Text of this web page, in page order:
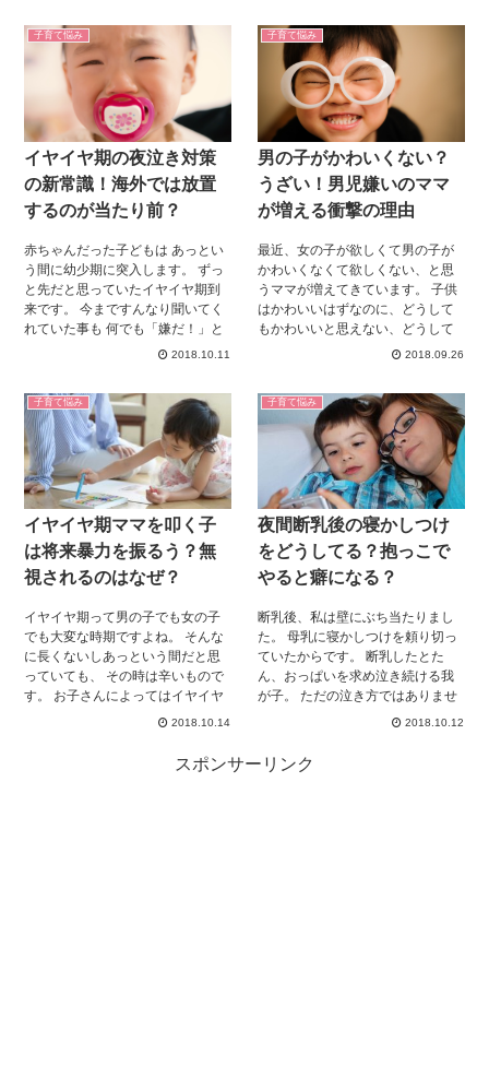
ますよね。 赤ちゃんが泣いていて
も知らん顔でテレビを見たり、 ゲ
ームをしたりとマイペースな旦那
さんにもイライラします。 少しも
育児の協力をしてくれない旦那さ
んが憎らしく思えてくるでしょ
う。 でも、ちょと待ってくださ
い。 旦那さんが嫌いになる程の育
児ノイローゼにならないための方
法をこっそりお教えします。
いと悩んでるママさん必見です。
参考にしてみてください。
子育て悩み
イヤイヤ期の夜泣き対策
の新常識！海外では放置
するのが当たり前？
赤ちゃんだった子どもは あっとい
う間に幼少期に突入します。 ずっ
と先だと思っていたイヤイヤ期到
来です。 今まですんなり聞いてく
れていた事も 何でも「嫌だ！」と
言う時期になります。 あれこれ提
とってイヤイヤ期は終わる時期が
来ると分かっていて、来る事も仕
方のない事だと 思っていても、ス
トレスからは逃れられませんよ
ね。 ところで、イヤイヤ期がある
のは 日本の子どもだけなのでしょ
うか？ 答えは海外でもイヤイヤ期
はあり、 「２歳児は育児が大変」
と言う共通認識が存在します。 そ
んな中で大きく違ってくるのが、
す。 海外では日本の様に無理に大
人しくさせようとしたり 泣き止ま
せようとはしない事がほとんどで
す。 日本では「人目を気にする」
事が多く 迷惑になっているのでは
ないか、と心配する為 必死になだ
ます。 しかし海外では、大勢の公
2018.10.11
子育て悩み
男の子がかわいくない？
うざい！男児嫌いのママ
が増える衝撃の理由
最近、女の子が欲しくて男の子が
かわいくなくて欲しくない、と思
うママが増えてきています。 子供
はかわいいはずなのに、どうして
もかわいいと思えない、どうして
も欲しいと思えない、と悩むママ
理由があるんです。 ということ
で、今回は男の子がかわいくな
い！欲しくない！とママが思って
しまう理由について、 女の子と比
べながらご紹介していきます！
2018.09.26
子育て悩み
イヤイヤ期ママを叩く子
は将来暴力を振るう？無
視されるのはなぜ？
イヤイヤ期って男の子でも女の子
でも大変な時期ですよね。 そんな
に長くないしあっという間だと思
っていても、 その時は辛いもので
す。 お子さんによってはイヤイヤ
期に無視したり叩いたりするって
というママさんも多いでしょう。
今回はなんで叩いたり無視するの
2018.10.14
子育て悩み
夜間断乳後の寝かしつけ
をどうしてる？抱っこで
やると癖になる？
断乳後、私は壁にぶち当たりまし
た。 母乳に寝かしつけを頼り切っ
ていたからです。 断乳したとた
ん、おっぱいを求め泣き続ける我
が子。 ただの泣き方ではありませ
ん。大号泣です。 断乳前から言い
ていたはずなのに・・・ 理想と現
実は大きく違ったのです。 母乳が
2018.10.12
スポンサーリンク